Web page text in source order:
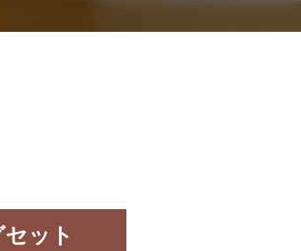
セット